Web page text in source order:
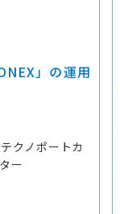
」の運用
クノポートカ
ー